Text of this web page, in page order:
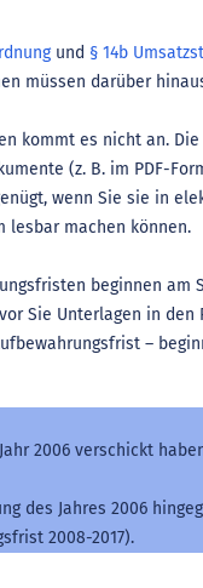
und § 14b
müssen darüber
kommt es nicht an.
(z. B. im PDF-
wenn Sie sie in
lesbar machen können.
beginnen am
Sie Unterlagen in
–
2006 verschickt
des Jahres 2006
2008-2017).